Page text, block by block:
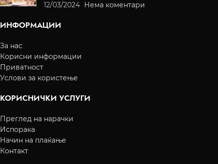
12/03/2024 Нема коментари
ИНФОРМАЦИИ
За нас
Корисни информации
Приватност
Услови за користење
КОРИСНИЧКИ УСЛУГИ
Преглед на нарачки
Испорака
Начин на плаќање
Контакт